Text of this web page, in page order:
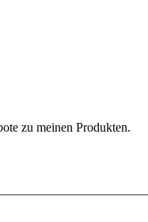
zu meinen Produkten.